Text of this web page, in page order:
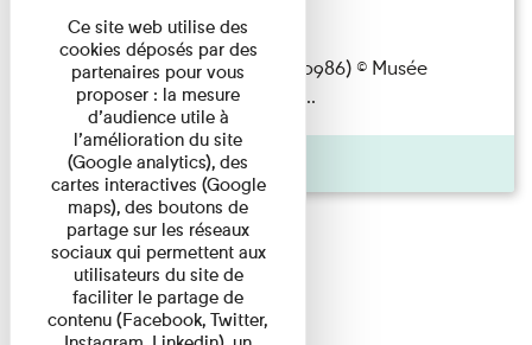
Lecture
assis(S. Passet, autochrome, A10986) © Musée
départementalAlbert Kahn / ...
Pages
Ce site web utilise des
cookies déposés par des
partenaires pour vous
proposer : la mesure
d’audience utile à
l’amélioration du site
(Google analytics), des
cartes interactives (Google
maps), des boutons de
partage sur les réseaux
sociaux qui permettent aux
utilisateurs du site de
faciliter le partage de
contenu (Facebook, Twitter,